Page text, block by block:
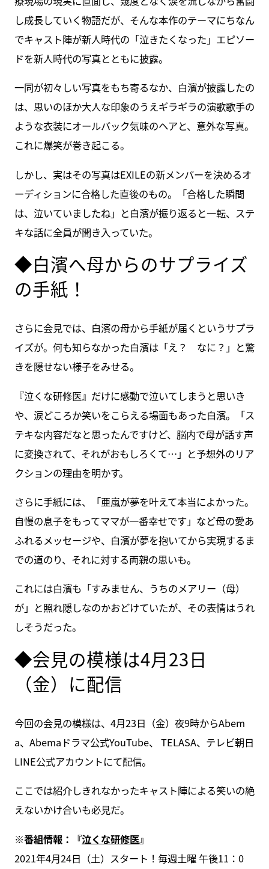
し成長していく物語だが、そんな本作のテーマにちなん
でキャスト陣が新人時代の「泣きたくなった」エピソー
ドを新人時代の写真とともに披露。
一同が初々しい写真をもち寄るなか、白濱が披露したの
は、思いのほか大人な印象のうえギラギラの演歌歌手の
ような衣装にオールバック気味のヘアと、意外な写真。
これに爆笑が巻き起こる。
しかし、実はその写真はEXILEの新メンバーを決めるオ
ーディションに合格した直後のもの。「合格した瞬間
は、泣いていましたね」と白濱が振り返ると一転、ステ
キな話に全員が聞き入っていた。
◆白濱へ母からのサプライズ
の手紙！
さらに会見では、白濱の母から手紙が届くというサプラ
イズが。何も知らなかった白濱は「え？ なに？」と驚
きを隠せない様子をみせる。
『泣くな研修医』だけに感動で泣いてしまうと思いき
や、涙どころか笑いをこらえる場面もあった白濱。「ス
テキな内容だなと思ったんですけど、脳内で母が話す声
に変換されて、それがおもしろくて…」と予想外のリア
クションの理由を明かす。
さらに手紙には、「亜嵐が夢を叶えて本当によかった。
自慢の息子をもってママが一番幸せです」など母の愛あ
ふれるメッセージや、白濱が夢を抱いてから実現するま
での道のり、それに対する両親の思いも。
これには白濱も「すみません、うちのメアリー（母）
が」と照れ隠しなのかおどけていたが、その表情はうれ
しそうだった。
◆会見の模様は4月23日
（金）に配信
今回の会見の模様は、4月23日（金）夜9時からAbem
a、Abemaドラマ公式YouTube、 TELASA、テレビ朝日
LINE公式アカウントにて配信。
ここでは紹介しきれなかったキャスト陣による笑いの絶
えないかけ合いも必見だ。
※番組情報：『泣くな研修医』
2021年4月24日（土）スタート！毎週土曜 午後11：0